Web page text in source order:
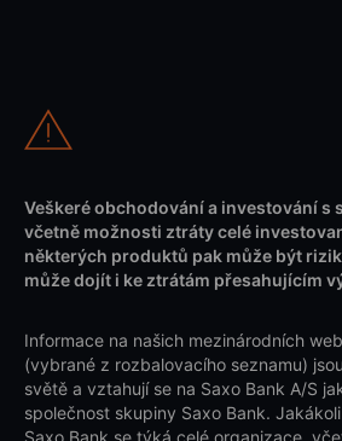
Veškeré obchodování a investování s
včetně možnosti ztráty celé
některých produktů pak může být
může dojít i ke ztrátám přesahujícím
Informace na našich mezinárodních
(vybrané z rozbalovacího seznamu)
světě a vztahují se na Saxo Bank A/S
společnost skupiny Saxo Bank.